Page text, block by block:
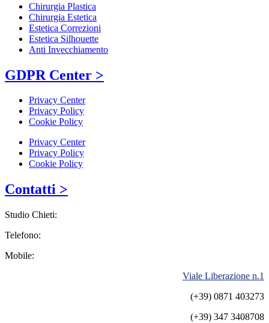
Chirurgia Plastica
Chirurgia Estetica
Estetica Correzioni
Estetica Silhouette
Anti Invecchiamento
GDPR Center >
Privacy Center
Privacy Policy
Cookie Policy
Privacy Center
Privacy Policy
Cookie Policy
Contatti >
Studio Chieti:
Telefono:
Mobile:
Viale Liberazione n.1
(+39) 0871 403273
(+39) 347 3408708